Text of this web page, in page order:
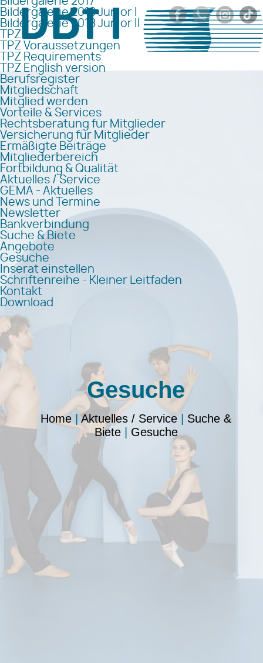
Bildergalerie 2018 Junior I
Bildergalerie 2018 Junior II
TPZ
TPZ Voraussetzungen
TPZ Requirements
TPZ English version
Berufsregister
Mitgliedschaft
Mitglied werden
Vorteile & Services
Rechtsberatung für Mitglieder
Versicherung für Mitglieder
Ermäßigte Beiträge
Mitgliederbereich
Fortbildung & Qualität
Aktuelles / Service
GEMA - Aktuelles
News und Termine
Newsletter
Bankverbindung
Suche & Biete
Angebote
Gesuche
Inserat einstellen
Schriftenreihe - Kleiner Leitfaden
Kontakt
Download
Gesuche
Home |Aktuelles / Service
Suche &
Biete| Gesuche